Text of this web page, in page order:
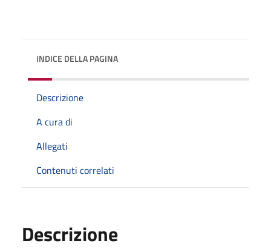
INDICE DELLA PAGINA
Descrizione
A cura di
Allegati
Contenuti correlati
Descrizione